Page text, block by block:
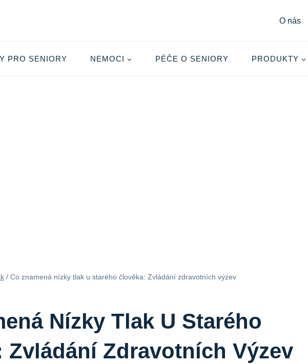
O nás
PRO SENIORY NEMOCI PÉČE O SENIORY PRODUKTY
/ Co znamená nízky tlak u starého člověka: Zvládání zdravotních výzev
Nízky Tlak U Starého
Zvládání Zdravotních Výzev